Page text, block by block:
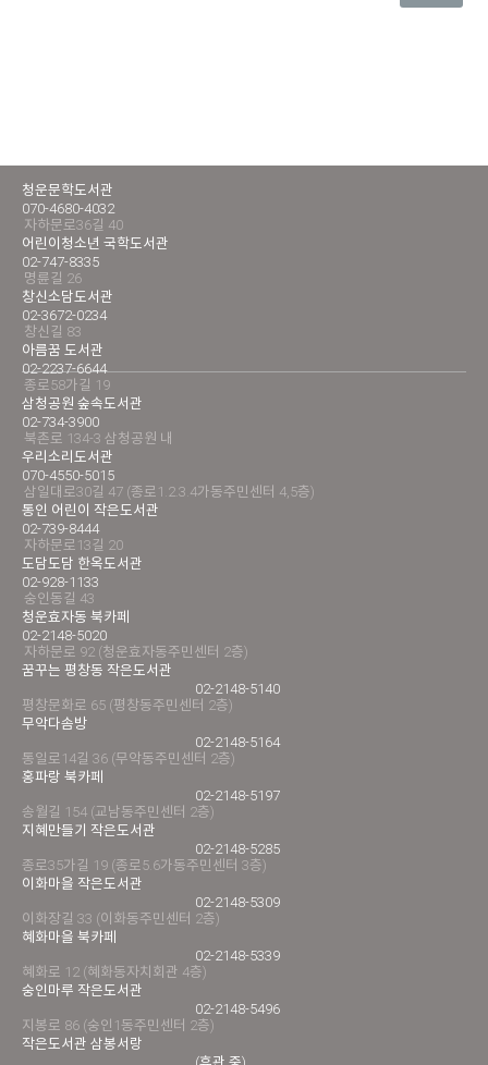
청운문학도서관
070-4680-4032
자하문로36길 40
어린이청소년 국학도서관
02-747-8335
명륜길 26
창신소담도서관
02-3672-0234
창신길 83
아름꿈 도서관
02-2237-6644
종로58가길 19
삼청공원 숲속도서관
02-734-3900
북촌로 134-3 삼청공원 내
우리소리도서관
070-4550-5015
삼일대로30길 47 (종로1.2.3.4가동주민센터 4,5층)
통인 어린이 작은도서관
02-739-8444
자하문로13길 20
도담도담 한옥도서관
02-928-1133
숭인동길 43
청운효자동 북카페
02-2148-5020
자하문로 92 (청운효자동주민센터 2층)
꿈꾸는 평창동 작은도서관
02-2148-5140
평창문화로 65 (평창동주민센터 2층)
무악다솜방
02-2148-5164
통일로14길 36 (무악동주민센터 2층)
홍파랑 북카페
02-2148-5197
송월길 154 (교남동주민센터 2층)
지혜만들기 작은도서관
02-2148-5285
종로35가길 19 (종로5.6가동주민센터 3층)
이화마을 작은도서관
02-2148-5309
이화장길 33 (이화동주민센터 2층)
혜화마을 북카페
02-2148-5339
혜화로 12 (혜화동자치회관 4층)
숭인마루 작은도서관
02-2148-5496
지봉로 86 (숭인1동주민센터 2층)
작은도서관 삼봉서랑